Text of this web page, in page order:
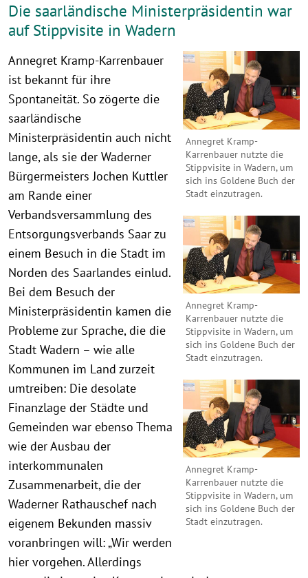
Die saarländische Ministerpräsidentin war
auf Stippvisite in Wadern
Annegret Kramp-
Karrenbauer nutzte die
Stippvisite in Wadern, um
sich ins Goldene Buch der
Stadt einzutragen.
Annegret Kramp-
Karrenbauer nutzte die
Stippvisite in Wadern, um
sich ins Goldene Buch der
Stadt einzutragen.
Annegret Kramp-
Karrenbauer nutzte die
Stippvisite in Wadern, um
sich ins Goldene Buch der
Stadt einzutragen.
Annegret Kramp-Karrenbauer
ist bekannt für ihre
Spontaneität. So zögerte die
saarländische
Ministerpräsidentin auch nicht
lange, als sie der Waderner
Bürgermeisters Jochen Kuttler
am Rande einer
Verbandsversammlung des
Entsorgungsverbands Saar zu
einem Besuch in die Stadt im
Norden des Saarlandes einlud.
Bei dem Besuch der
Ministerpräsidentin kamen die
Probleme zur Sprache, die die
Stadt Wadern – wie alle
Kommunen im Land zurzeit
umtreiben: Die desolate
Finanzlage der Städte und
Gemeinden war ebenso Thema
wie der Ausbau der
interkommunalen
Zusammenarbeit, die der
Waderner Rathauschef nach
eigenem Bekunden massiv
voranbringen will: „Wir werden
hier vorgehen. Allerdings